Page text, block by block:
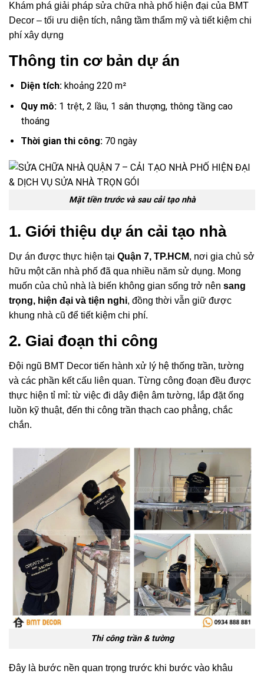
Khám phá giải pháp sửa chữa nhà phố hiện đại của BMT
Decor – tối ưu diện tích, nâng tầm thẩm mỹ và tiết kiệm chi
phí xây dựng
Thông tin cơ bản dự án
Diện tích: khoảng 220 m²
Quy mô: 1 trệt, 2 lầu, 1 sân thượng, thông tầng cao
thoáng
Thời gian thi công: 70 ngày
Mặt tiền trước và sau cải tạo nhà
1. Giới thiệu dự án cải tạo nhà
Dự án được thực hiện tại Quận 7, TP.HCM, nơi gia chủ sở
hữu một căn nhà phố đã qua nhiều năm sử dụng. Mong
muốn của chủ nhà là biến không gian sống trở nên sang
trọng, hiện đại và tiện nghi, đồng thời vẫn giữ được
khung nhà cũ để tiết kiệm chi phí.
2. Giai đoạn thi công
Đội ngũ BMT Decor tiến hành xử lý hệ thống trần, tường
và các phần kết cấu liên quan. Từng công đoạn đều được
thực hiện tỉ mỉ: từ việc đi dây điện âm tường, lắp đặt ống
luồn kỹ thuật, đến thi công trần thạch cao phẳng, chắc
chắn.
Thi công trần & tường
Đây là bước nền quan trọng trước khi bước vào khâu